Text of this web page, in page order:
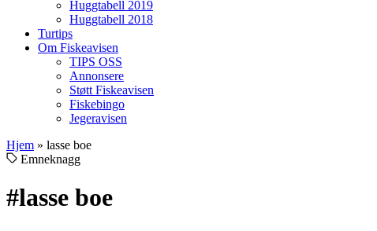
Huggtabell 2019
Huggtabell 2018
Turtips
Om Fiskeavisen
TIPS OSS
Annonsere
Støtt Fiskeavisen
Fiskebingo
Jegeravisen
Hjem » lasse boe
Emneknagg
#lasse boe